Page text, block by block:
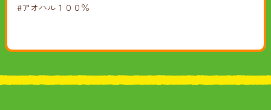
#アオハル１００％